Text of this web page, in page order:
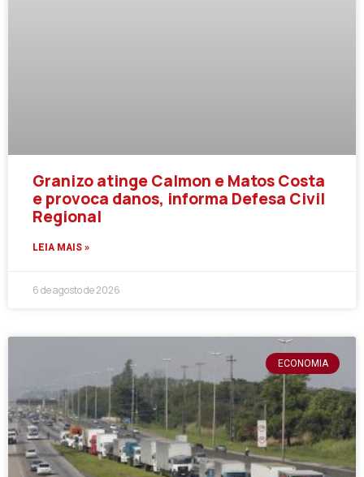
Granizo atinge Calmon e Matos Costa
e provoca danos, informa Defesa Civil
Regional
LEIA MAIS »
6 de agosto de 2026
ECONOMIA